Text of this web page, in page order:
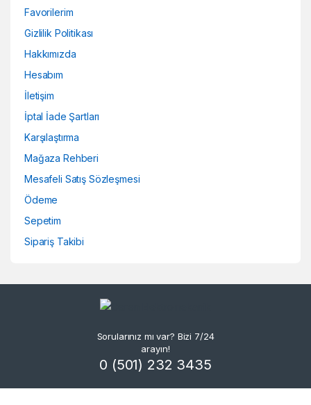
Favorilerim
Gizlilik Politikası
Hakkımızda
Hesabım
İletişim
İptal İade Şartları
Karşılaştırma
Mağaza Rehberi
Mesafeli Satış Sözleşmesi
Ödeme
Sepetim
Sipariş Takibi
Sorularınız mı var? Bizi 7/24
arayın!
0 (501) 232 3435